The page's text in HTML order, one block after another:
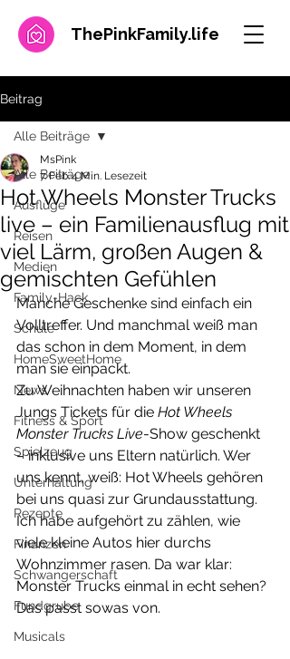
ThePinkFamily.life
Beitrag
Alle Beiträge
Ausflüge
Reisen
Medien
Family-Hack
Schule
HomeSweetHome
News
Fitness & Sport
Spielzeug
Unterhaltung
Rezepte
Finanzen
Schwangerschaft
Fundgrube
Musicals
Alle Beiträge
Hot Wheels Monster Trucks
live – ein Familienausflug mit
viel Lärm, großen Augen &
gemischten Gefühlen
MsPink
7. Feb.4 Min. Lesezeit
Manche Geschenke sind einfach ein
Volltreffer. Und manchmal weiß man
das schon in dem Moment, in dem
man sie einpackt.
Zu Weihnachten haben wir unseren
Jungs Tickets für die Hot Wheels
Monster Trucks Live-Show geschenkt
– inklusive uns Eltern natürlich. Wer
uns kennt, weiß: Hot Wheels gehören
bei uns quasi zur Grundausstattung.
Ich habe aufgehört zu zählen, wie
viele kleine Autos hier durchs
Wohnzimmer rasen. Da war klar:
Monster Trucks einmal in echt sehen?
Das passt sowas von.